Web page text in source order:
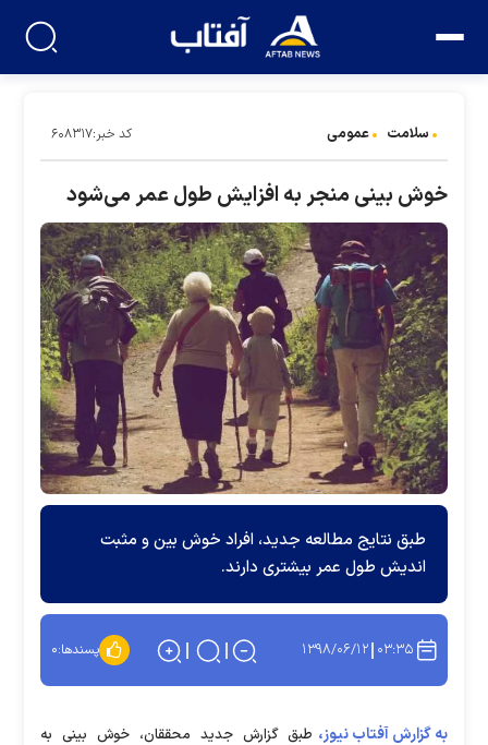
سلامت عمومی کد خبر:۶۰۸۳۱۷
خوش بینی منجر به افزایش طول عمر می‌شود
طبق نتایج مطالعه جدید، افراد خوش بین و مثبت
اندیش طول عمر بیشتری دارند.
۰۳:۳۵ ۱۳۹۸/۰۶/۱۲ پسندها:۰
به گزارش آفتاب نیوز، طبق گزارش جدید محققان، خوش بینی به